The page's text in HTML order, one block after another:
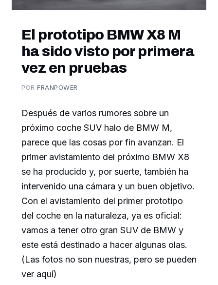
El prototipo BMW X8 M
ha sido visto por primera
vez en pruebas
PORFRANPOWER
Después de varios rumores sobre un
próximo coche SUV halo de BMW M,
parece que las cosas por fin avanzan. El
primer avistamiento del próximo BMW X8
se ha producido y, por suerte, también ha
intervenido una cámara y un buen objetivo.
Con el avistamiento del primer prototipo
del coche en la naturaleza, ya es oficial:
vamos a tener otro gran SUV de BMW y
este está destinado a hacer algunas olas.
(Las fotos no son nuestras, pero se pueden
ver aquí)